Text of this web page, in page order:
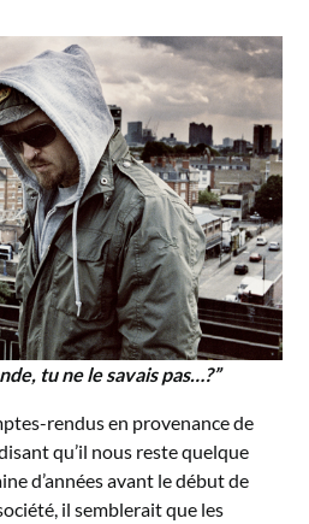
tu ne le savais pas…?”
rendus en provenance de
qu’il nous reste quelque
d’années avant le début de
il semblerait que les